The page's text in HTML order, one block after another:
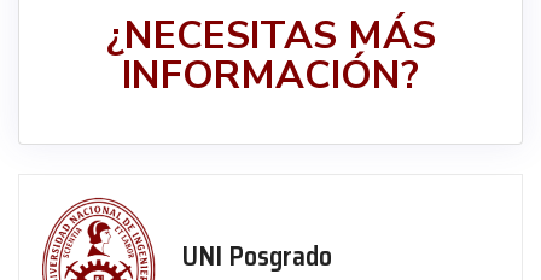
¿NECESITAS MÁS
INFORMACIÓN?
UNI Posgrado